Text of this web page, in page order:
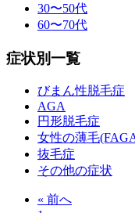
30〜50代
60〜70代
症状別一覧
びまん性脱毛症
AGA
円形脱毛症
女性の薄毛
抜毛症
その他の症状
« 前へ